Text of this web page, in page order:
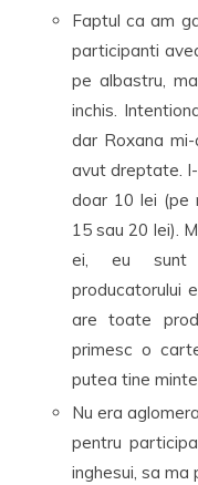
Faptul ca am
participanti
pe albastru,
inchis.
dar Roxana
avut dreptate.
doar 10 lei (pe
15 sau 20 lei).
ei, eu sunt
producatorului
are toate
primesc o
putea tine
Nu era
pentru
inghesui, sa ma